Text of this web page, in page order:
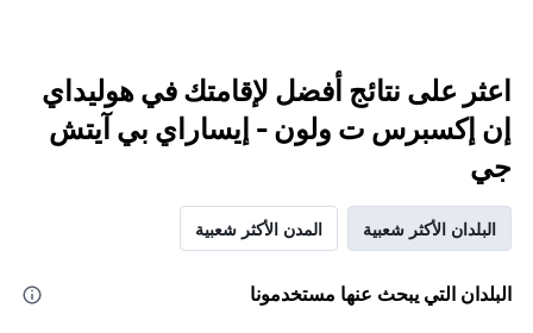
اعثر على نتائج أفضل لإقامتك في هوليداي
إن إكسبرس ت ولون - إيساراي بي آيتش
جي
البلدان الأكثر شعبية المدن الأكثر شعبية
البلدان التي يبحث عنها مستخدمونا